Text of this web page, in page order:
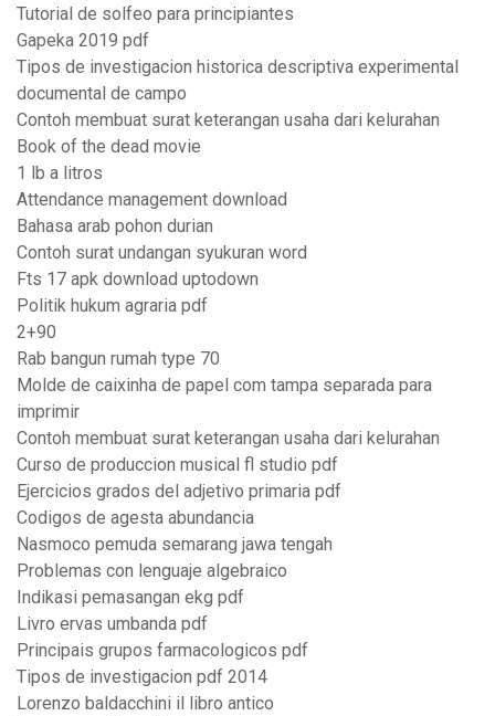
Tutorial de solfeo para principiantes
Gapeka 2019 pdf
Tipos de investigacion historica descriptiva experimental
documental de campo
Contoh membuat surat keterangan usaha dari kelurahan
Book of the dead movie
1 lb a litros
Attendance management download
Bahasa arab pohon durian
Contoh surat undangan syukuran word
Fts 17 apk download uptodown
Politik hukum agraria pdf
2+90
Rab bangun rumah type 70
Molde de caixinha de papel com tampa separada para
imprimir
Contoh membuat surat keterangan usaha dari kelurahan
Curso de produccion musical fl studio pdf
Ejercicios grados del adjetivo primaria pdf
Codigos de agesta abundancia
Nasmoco pemuda semarang jawa tengah
Problemas con lenguaje algebraico
Indikasi pemasangan ekg pdf
Livro ervas umbanda pdf
Principais grupos farmacologicos pdf
Tipos de investigacion pdf 2014
Lorenzo baldacchini il libro antico